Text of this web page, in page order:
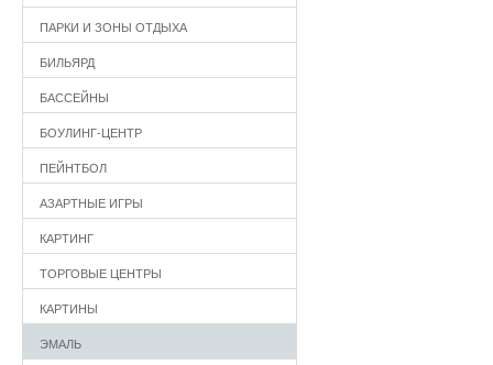
ПАРКИ И ЗОНЫ ОТДЫХА
БИЛЬЯРД
БАССЕЙНЫ
БОУЛИНГ-ЦЕНТР
ПЕЙНТБОЛ
АЗАРТНЫЕ ИГРЫ
КАРТИНГ
ТОРГОВЫЕ ЦЕНТРЫ
КАРТИНЫ
ЭМАЛЬ